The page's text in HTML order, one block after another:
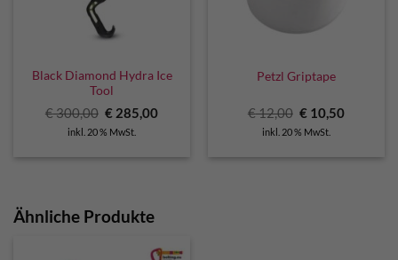
Black Diamond Hydra Ice
Tool
€300,00 Ursprünglicher
war:
€ 285,00Aktueller
inkl. 20 % MwSt.
Petzl Griptape
€12,00 Ursprünglicher
Preis
war:
€ 10,50
inkl. 20 % MwSt.
Ähnliche Produkte